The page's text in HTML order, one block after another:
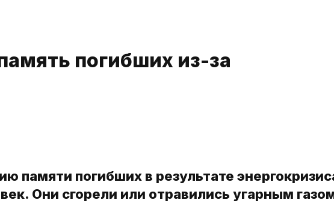
погибших из-за
памяти погибших в результате
Они сгорели или отравились угарным